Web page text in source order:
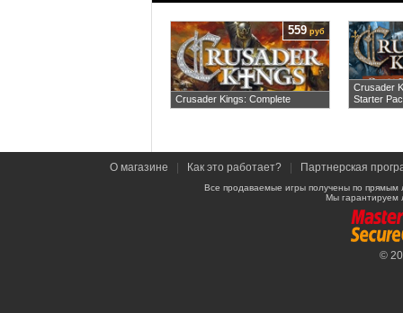
Crusader Kings: Complete
559 руб
Crusader
Starter
О магазине Как это работает? Партнерская
Все продаваемые игры получены по
Мы гарантируем
©